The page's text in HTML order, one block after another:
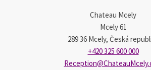
Chateau Mcely
Mcely 61
289 36 Mcely, Česká
+420 325 600 000